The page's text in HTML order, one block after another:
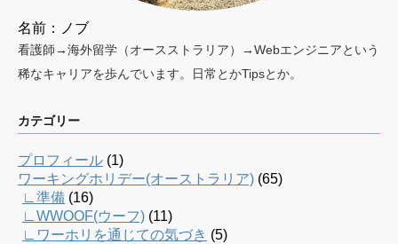
名前：ノブ
看護師→海外留学（オースストラリア）→Webエンジニアという
稀なキャリアを歩んでいます。日常とかTipsとか。
カテゴリー
プロフィール (1)
ワーキングホリデー(オーストラリア) (65)
∟準備 (16)
∟WWOOF(ウーフ) (11)
∟ワーホリを通じての気づき (5)